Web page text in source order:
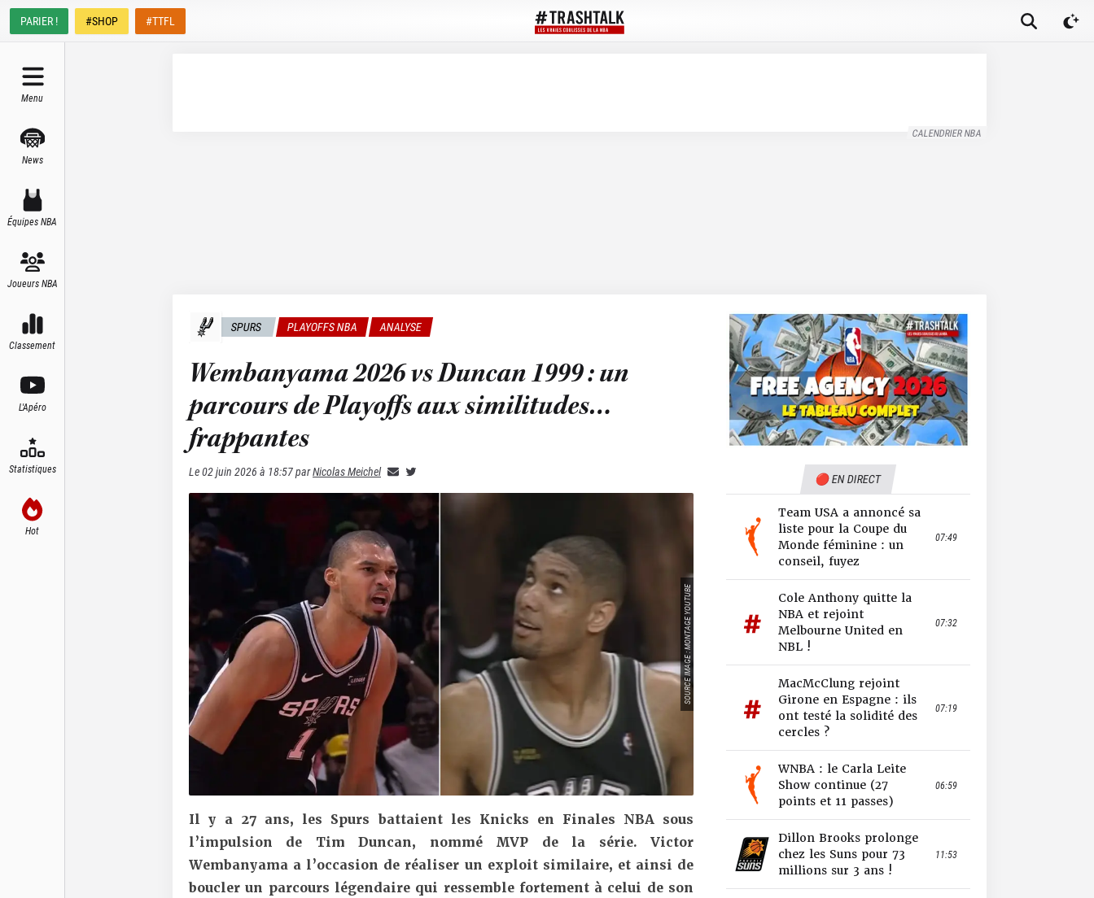
PARIER ! #SHOP #TTFL
Menu
News
Équipes NBA
Joueurs NBA
Classement
L'Apéro
Statistiques
Hot
CALENDRIER NBA
SPURS PLAYOFFS NBA ANALYSE
Wembanyama 2026 vs Duncan 1999 : un
parcours de Playoffs aux similitudes…
frappantes
Le02 juin 2026 à 18:57parNicolas Meichel
SOURCE IMAGE : MONTAGE YOUTUBE
Il y a 27 ans, les Spurs battaient les Knicks en Finales NBA sous
l’impulsion de Tim Duncan, nommé MVP de la série. Victor
Wembanyama a l’occasion de réaliser un exploit similaire, et ainsi de
boucler un parcours légendaire qui ressemble fortement à celui de son
🔴 EN DIRECT
Team USA a annoncé sa
liste pour la Coupe du
Monde féminine : un
conseil, fuyez
07:49
Cole Anthony quitte la
NBA et rejoint
Melbourne United en
NBL !
07:32
MacMcClung rejoint
Girone en Espagne : ils
ont testé la solidité des
cercles ?
07:19
WNBA : le Carla Leite
Show continue (27
points et 11 passes)
06:59
Dillon Brooks prolonge
chez les Suns pour 73
millions sur 3 ans !
11:53